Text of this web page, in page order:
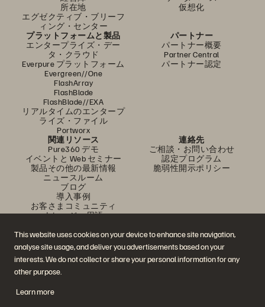
This website uses cookies on your device to enhance site navigation,
analyse site usage, and deliver you advertisements based on your
interests. We do not collect or share your personal information for any
other purpose.
Learn more
所在地
エグゼクティブ・ブリーフ
ィング・センター
仮想化
プラットフォームと製品
エンタープライズ・デー
タ・クラウド
Everpure プラットフォーム
Evergreen//One
FlashArray
FlashBlade
FlashBlade//EXA
リアルタイムのエンタープ
ライズ・ファイル
Portworx
パートナー
パートナー概要
Partner Central
パートナー認定
関連リソース
Pure360 デモ
イベントと Web セミナー
製品その他の最新情報
ニュースルーム
ブログ
導入事例
お客さまコミュニティ
ナレッジ・用語
連絡先
ご相談・お問い合わせ
認定プログラム
脆弱性開示ポリシー
公式 SNS
是非フォローをお願いします！